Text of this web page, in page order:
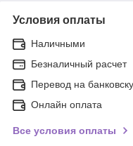
Условия оплаты
Наличными
Безналичный расчет
Перевод на
Онлайн оплата
Все условия оплаты